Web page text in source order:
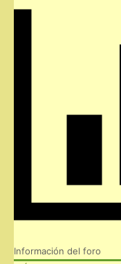
Información del foro